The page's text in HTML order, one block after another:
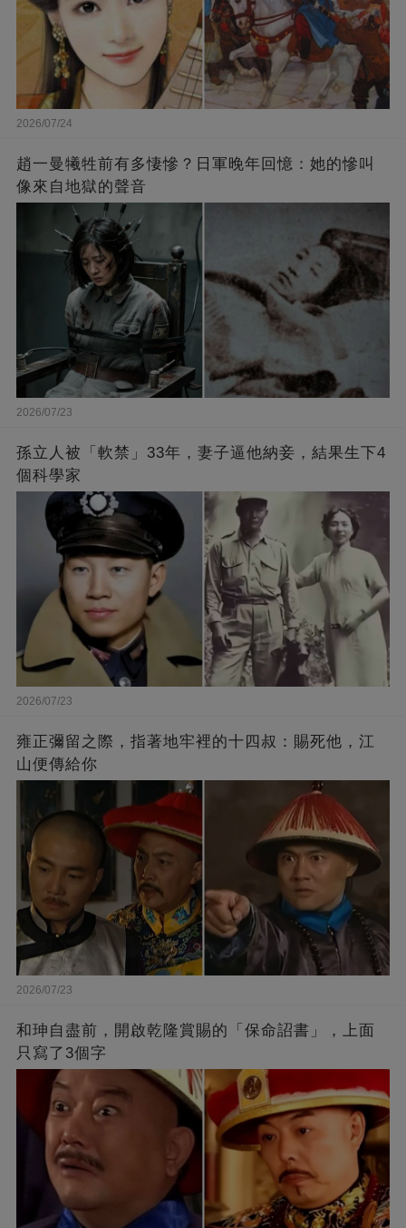
2026/07/24
趙一曼犧牲前有多悽慘？日軍晚年回憶：她的慘叫
像來自地獄的聲音
2026/07/23
孫立人被「軟禁」33年，妻子逼他納妾，結果生下4
個科學家
2026/07/23
雍正彌留之際，指著地牢裡的十四叔：賜死他，江
山便傳給你
2026/07/23
和珅自盡前，開啟乾隆賞賜的「保命詔書」，上面
只寫了3個字